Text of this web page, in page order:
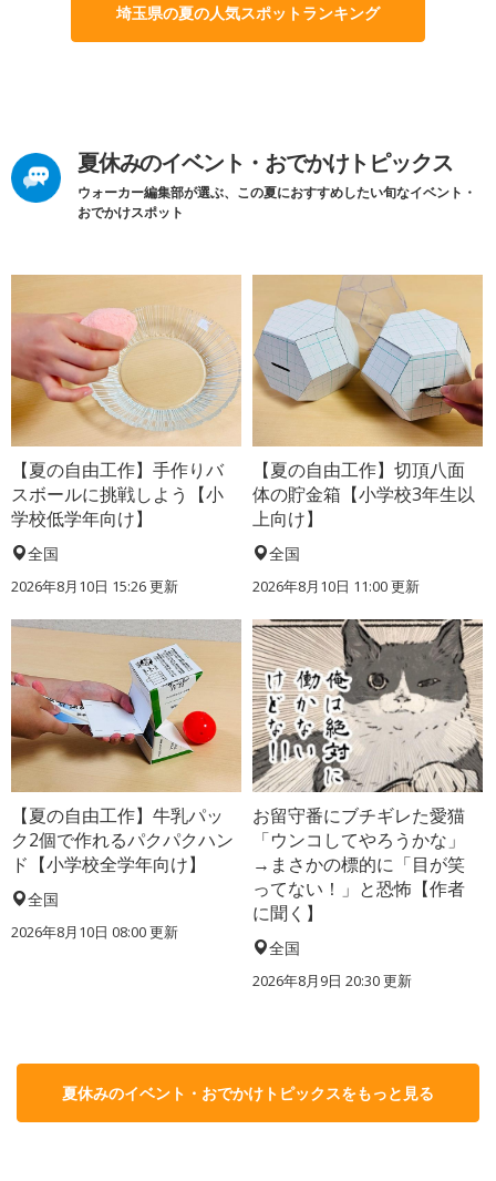
埼玉県の夏の人気スポットランキング
夏休みのイベント・おでかけトピックス
ウォーカー編集部が選ぶ、この夏におすすめしたい旬なイベント・
おでかけスポット
【夏の自由工作】手作りバ
スボールに挑戦しよう【小
学校低学年向け】
全国
2026年8月10日 15:26更新
【夏の自由工作】切頂八面
体の貯金箱【小学校3年生以
上向け】
全国
2026年8月10日 11:00更新
【夏の自由工作】牛乳パッ
ク2個で作れるパクパクハン
ド【小学校全学年向け】
全国
2026年8月10日 08:00更新
お留守番にブチギレた愛猫
「ウンコしてやろうかな」
→まさかの標的に「目が笑
ってない！」と恐怖【作者
に聞く】
全国
2026年8月9日 20:30更新
夏休みのイベント・おでかけトピックスをもっと見る